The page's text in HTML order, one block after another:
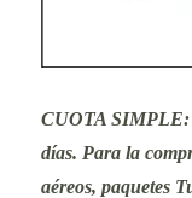
CUOTA SIMPLE:
días. Para la
aéreos, paquetes